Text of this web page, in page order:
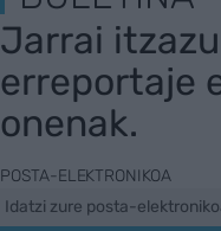
Jarrai
erreportaje
onenak.
POSTA-ELEKTRONIKOA